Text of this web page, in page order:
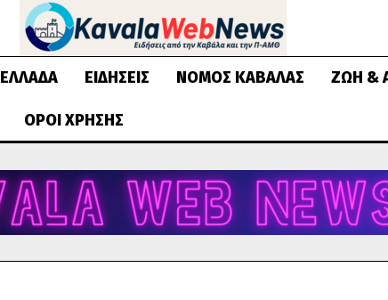
ΕΛΛΆΔΑ ΕΙΔΉΣΕΙΣ ΝΟΜΌΣ ΚΑΒΆΛΑΣ ΖΩΉ &
ΌΡΟΙ ΧΡΉΣΗΣ